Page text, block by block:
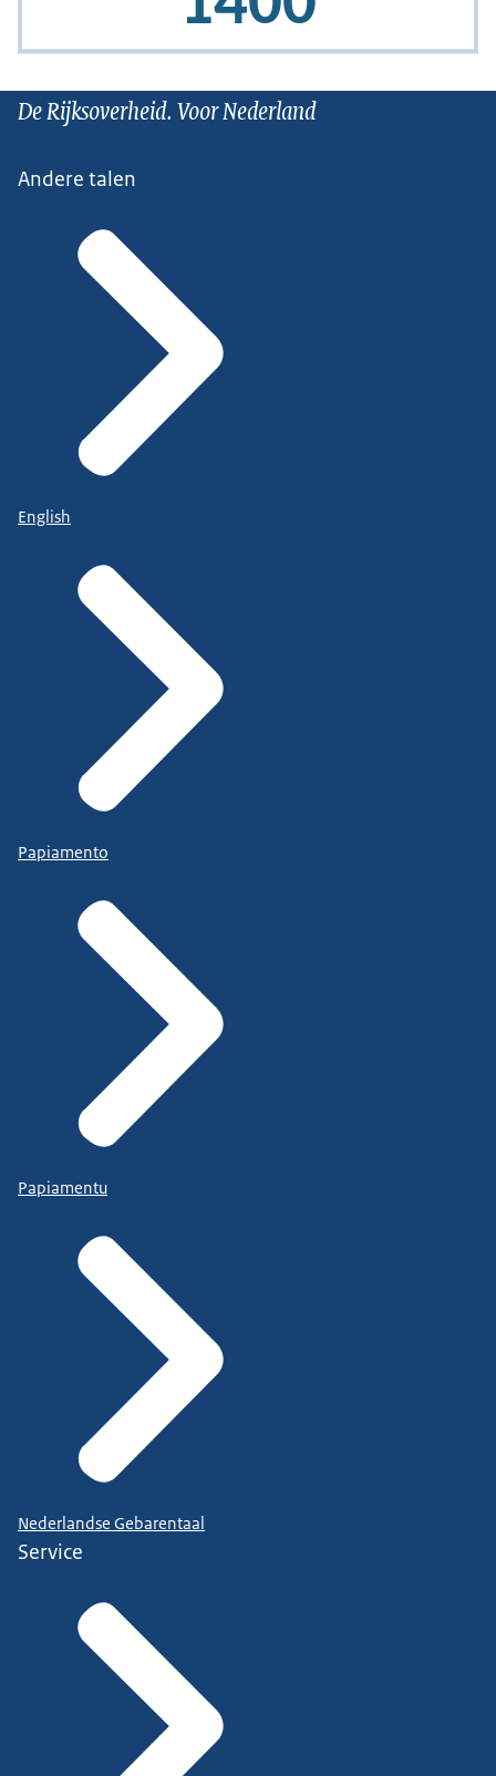
De Rijksoverheid. Voor Nederland
Andere talen
English
Papiamento
Papiamentu
Nederlandse Gebarentaal
Service